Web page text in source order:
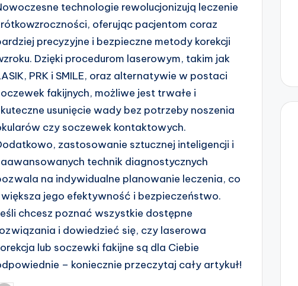
technologie rewolucjonizują leczenie
oferując pacjentom coraz
precyzyjne i bezpieczne metody korekcji
Dzięki procedurom laserowym, takim jak
PRK i SMILE, oraz alternatywie w postaci
fakijnych, możliwe jest trwałe i
usunięcie wady bez potrzeby noszenia
czy soczewek kontaktowych.
zastosowanie sztucznej inteligencji i
technik diagnostycznych
na indywidualne planowanie leczenia, co
jego efektywność i bezpieczeństwo.
chcesz poznać wszystkie dostępne
i dowiedzieć się, czy laserowa
lub soczewki fakijne są dla Ciebie
– koniecznie przeczytaj cały artykuł!